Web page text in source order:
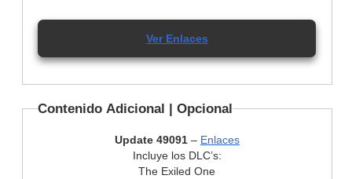
Ver Enlaces
Contenido Adicional | Opcional
Update 49091– Enlaces
Incluye los DLC’s:
The Exiled One